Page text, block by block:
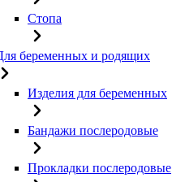
Стопа
беременных и родящих
Изделия для беременных
Бандажи послеродовые
Прокладки послеродовые